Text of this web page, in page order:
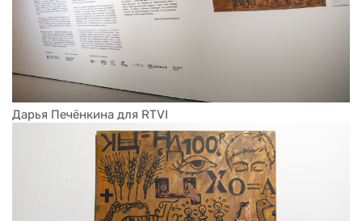
Дарья Печёнкина для RTVI